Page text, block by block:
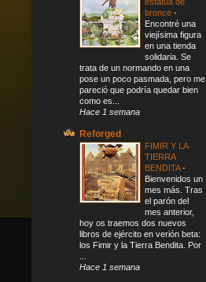
bronce -
Encontré una
viejísima figura
en una tienda
solidaria. Se
trata de un normando en una
pose un poco pasmada, pero me
pareció que podría quedar bien
como es...
Hace 1 semana
Reforged
FIMIR Y LA
TIERRA
BENDITA-
Bienvenidos un
mes más. Tras
el parón del
mes anterior,
hoy os traemos dos nuevos
libros de ejército en verión beta:
los Fimir y la Tierra Bendita. Por
Hace 1 semana